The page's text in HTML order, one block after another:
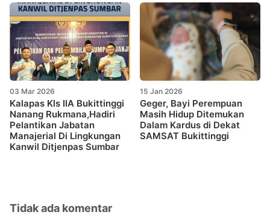
03 Mar 2026
Kalapas Kls IIA Bukittinggi
Nanang Rukmana,Hadiri
Pelantikan Jabatan
Manajerial Di Lingkungan
Kanwil Ditjenpas Sumbar
15 Jan 2026
Geger, Bayi Perempuan
Masih Hidup Ditemukan
Dalam Kardus di Dekat
SAMSAT Bukittinggi
Tidak ada komentar